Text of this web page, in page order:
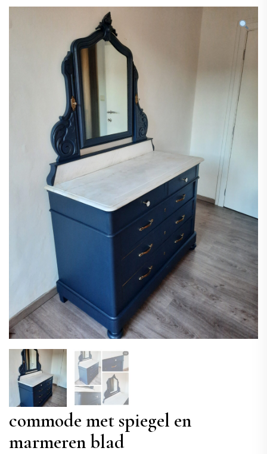
commode met spiegel en
marmeren blad